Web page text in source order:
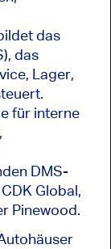
das
das
Lager,
für interne
DMS-
Global,
Pinewood.